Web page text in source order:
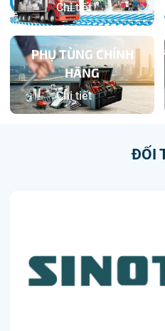
Chi tiết
PHỤ TÙNG CHÍNH
HÃNG
Chi tiết
ĐỐI